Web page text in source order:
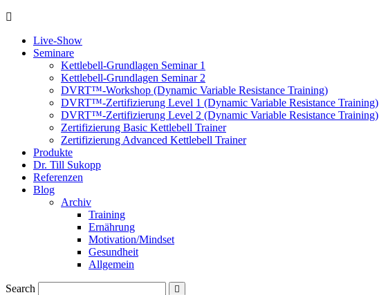
Live-Show
Seminare
Kettlebell-Grundlagen Seminar 1
Kettlebell-Grundlagen Seminar 2
DVRT™-Workshop (Dynamic Variable Resistance Training)
DVRT™-Zertifizierung Level 1 (Dynamic Variable Resistance Training)
DVRT™-Zertifizierung Level 2 (Dynamic Variable Resistance Training)
Zertifizierung Basic Kettlebell Trainer
Zertifizierung Advanced Kettlebell Trainer
Produkte
Dr. Till Sukopp
Referenzen
Blog
Archiv
Training
Ernährung
Motivation/Mindset
Gesundheit
Allgemein
Search